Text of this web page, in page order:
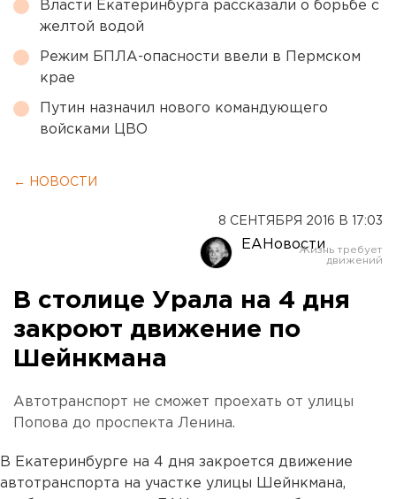
Власти Екатеринбурга рассказали о борьбе с
желтой водой
Режим БПЛА-опасности ввели в Пермском
крае
Путин назначил нового командующего
войсками ЦВО
← НОВОСТИ
8 СЕНТЯБРЯ 2016 В 17:03
ЕАНовости
В столице Урала на 4 дня
закроют движение по
Шейнкмана
Автотранспорт не сможет проехать от улицы
Попова до проспекта Ленина.
В Екатеринбурге на 4 дня закроется движение
автотранспорта на участке улицы Шейнкмана,